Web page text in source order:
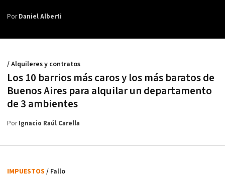
PorDaniel Alberti
Los 10 barrios más caros y los más baratos de
Buenos Aires para alquilar un departamento
de 3 ambientes
/ Alquileres y contratos
PorIgnacio Raúl Carella
IMPUESTOS / Fallo